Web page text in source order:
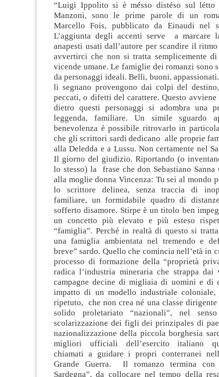
“Luigi Ippolito si è mésso distéso sul létto
Manzoni, sono le prime parole di un
Marcello Fois, pubblicato da Einaudi nel
L’aggiunta degli accenti serve a marcare
anapesti usati dall’autore per scandire il
avvertirci che non si tratta semplicemente
vicende umane. Le famiglie dei romanzi sono
da personaggi ideali. Belli, buoni,
li segnano provengono dai colpi del
peccati, o difetti del carattere. Questo
dietro questi personaggi si adombra una
leggenda, familiare. Un simile sguardo
benevolenza è possibile ritrovarlo in
che gli scrittori sardi dedicano alle proprie
alla Deledda e a Lussu. Non certamente nel
Il giorno del giudizio. Riportando (o
lo stesso) la frase che don Sebastiano
alla moglie donna Vincenza: Tu sei al mondo
lo scrittore delinea, senza traccia di
familiare, un formidabile quadro di
sofferto disamore. Stirpe è un titolo ben
un concetto più elevato e più esteso
“famiglia”. Perché in realtà di questo si
una famiglia ambientata nel tremendo e
breve” sardo. Quello che comincia nell’età in
processo di formazione della “proprietà
radica l’industria mineraria che strappa
campagne decine di migliaia di uomini e di
impatto di un modello industriale
ripetuto, che non crea né una classe dirigente
solido proletariato “nazionali”, nel
scolarizzazione dei figli dei prinzipales di
nazionalizzazione della piccola borghesia
migliori ufficiali dell’esercito italiano
chiamati a guidare i propri conterranei
Grande Guerra. Il romanzo termina
Sardegna”, da collocare nel tempo della